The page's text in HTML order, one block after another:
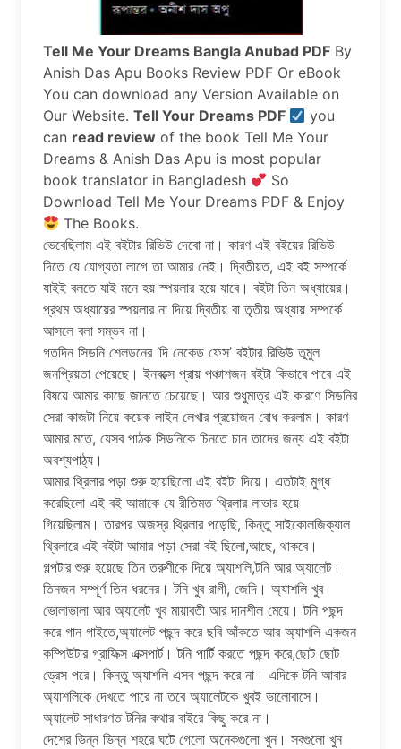
Tell Me Your Dreams Bangla Anubad PDF By
Anish Das Apu Books Review PDF Or eBook
You can download any Version Available on
Our Website. Tell Your Dreams PDF
you
can read review of the book Tell Me Your
Dreams & Anish Das Apu is most popular
book translator in Bangladesh
So
Download Tell Me Your Dreams PDF & Enjoy
The Books.
ভেবেছিলাম এই ব‌ইটার রিভিউ দেবো না। কারণ এই ব‌ইয়ের রিভিউ
দিতে যে যোগ্যতা লাগে তা আমার নেই। দ্বিতীয়ত, এই ব‌ই সম্পর্কে
যাইই বলতে যাই মনে হয় স্পয়লার হয়ে যাবে। ব‌ইটা তিন অধ্যায়ের।
প্রথম অধ্যায়ের স্পয়লার না দিয়ে দ্বিতীয় বা তৃতীয় অধ্যায় সম্পর্কে
আসলে বলা সম্ভব না।
গতদিন সিডনি শেলডনের ‘দি নেকেড ফেস’ ব‌ইটার রিভিউ তুমুল
জনপ্রিয়তা পেয়েছে। ইনবক্সে প্রায় পঞ্চাশজন ব‌ইটা কিভাবে পাবে এই
বিষয়ে আমার কাছে জানতে চেয়েছে। আর শুধুমাত্র এই কারণে সিডনির
সেরা কাজটা নিয়ে কয়েক লাইন লেখার প্রয়োজন বোধ করলাম। কারণ
আমার মতে, যেসব পাঠক সিডনিকে চিনতে চান তাদের জন্য এই ব‌ইটা
অবশ্যপাঠ্য।
আমার থ্রিলার পড়া শুরু হয়েছিলো এই ব‌ইটা দিয়ে। এতটাই মুগ্ধ
করেছিলো এই ব‌ই আমাকে যে রীতিমত থ্রিলার লাভার হয়ে
গিয়েছিলাম। তারপর অজস্র থ্রিলার পড়েছি, কিন্তু সাইকোলজিক্যাল
থ্রিলারে এই ব‌ইটা আমার পড়া সেরা ব‌ই ছিলো,আছে, থাকবে।
গল্পটার শুরু হয়েছে তিন তরুণীকে দিয়ে অ্যাশলি,টনি আর অ্যালেট।
তিনজন সম্পূর্ণ তিন ধরনের। টনি খুব রাগী, জেদি। অ্যাশলি খুব
ভোলাভালা আর অ্যালেট খুব মায়াবতী আর দানশীল মেয়ে। টনি পছন্দ
করে গান গাইতে,অ্যালেট পছন্দ করে ছবি আঁকতে আর অ্যাশলি একজন
কম্পিউটার গ্রাফিক্স এক্সপার্ট। টনি পার্টি করতে পছন্দ করে,ছোট ছোট
ড্রেস পরে। কিন্তু অ্যাশলি এসব পছন্দ করে না। এদিকে টনি আবার
অ্যাশলিকে দেখতে পারে না তবে অ্যালেটকে খুব‌ই ভালোবাসে।
অ্যালেট সাধারণত টনির কথার বাইরে কিছু করে না।
দেশের ভিন্ন ভিন্ন শহরে ঘটে গেলো অনেকগুলো খুন। সবগুলো খুন